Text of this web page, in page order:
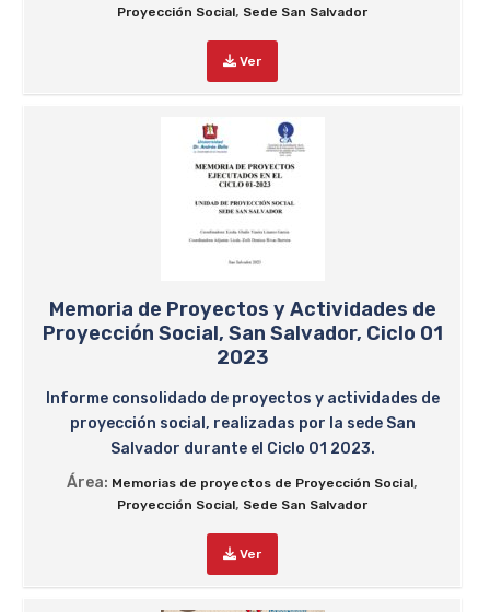
Proyección Social, Sede San Salvador
Ver
Memoria de Proyectos y Actividades de
Proyección Social, San Salvador, Ciclo 01
2023
Informe consolidado de proyectos y actividades de
proyección social, realizadas por la sede San
Salvador durante el Ciclo 01 2023.
Área: Memorias de proyectos de Proyección Social,
Proyección Social, Sede San Salvador
Ver